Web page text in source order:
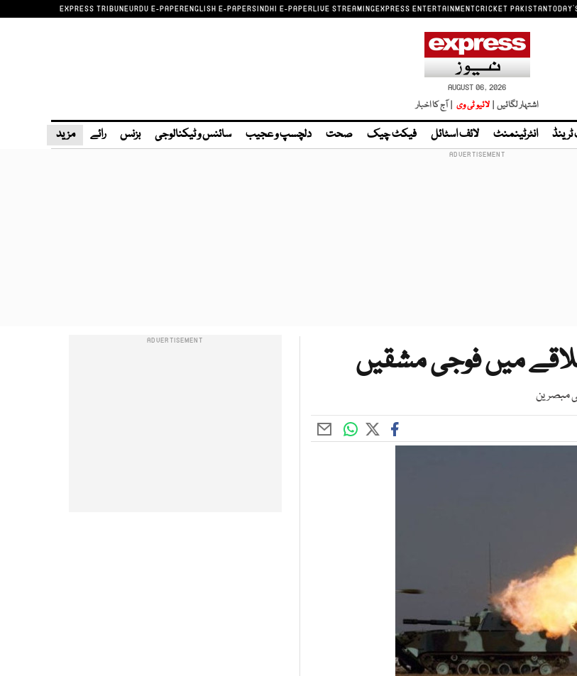
EXPRESS TRIBUNEURDU E-PAPERENGLISH E-PAPERSINDHI E-PAPERLIVE STREAMINGEXPRESS ENTERTAINMENTCRICKET PAKISTAN
AUGUST 06, 2026
اشتہار لگائیں | لائیو ٹی وی | آج کا اخبار
انٹرٹینمنٹ لائف اسٹائل فیکٹ چیک صحت دلچسپ و عجیب سائنس و ٹیکنالوجی بزنس رائے مزید
میں فوجی مشقیں
مبصرین